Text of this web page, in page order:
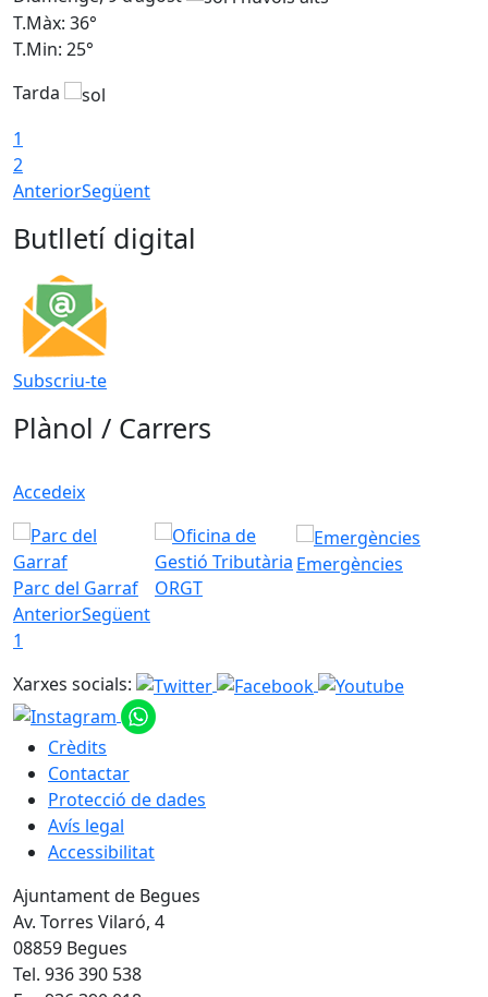
T.Màx: 36°
T.Min: 25°
Tarda
1
2
AnteriorSegüent
Butlletí digital
Subscriu-te
Plànol / Carrers
Accedeix
Parc del Garraf ORGT
Emergències
AnteriorSegüent
1
Xarxes socials:
Crèdits
Contactar
Protecció de dades
Avís legal
Accessibilitat
Ajuntament de Begues
Av. Torres Vilaró, 4
08859 Begues
Tel. 936 390 538